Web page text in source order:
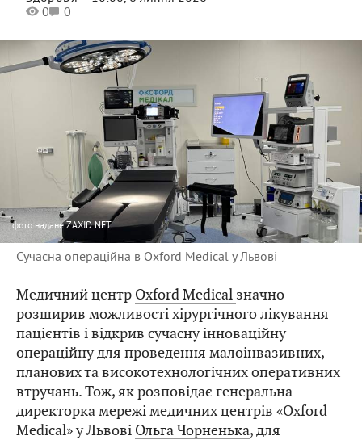
0
0
фото надане ZAXID.NET
Сучасна операційна в Oxford Medical у Львові
Медичний центр Oxford Medical значно
розширив можливості хірургічного лікування
пацієнтів і відкрив сучасну інноваційну
операційну для проведення малоінвазивних,
планових та високотехнологічних оперативних
втручань. Тож, як розповідає генеральна
директорка мережі медичних центрів «Oxford
Medical» у Львові Ольга Чорненька, для